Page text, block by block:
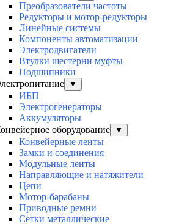
Преобразователи частоты
Редукторы и мотор-редукторы
Линейные системы
Компоненты автоматизации
Электродвигатели
Втулки шестерни муфты
Подшипники
▼
ИБП
Электрогенераторы
Аккумуляторы
оборудование
▼
Конвейерные ленты
Замки и соединения
Модульные ленты
Направляющие и натяжители
Цепи
Мотор-барабаны
Приводные ремни
Сетки металлические